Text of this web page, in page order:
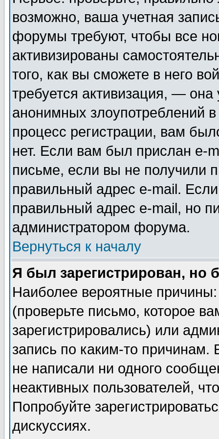
возможно, ваша учетная
форумы требуют, чтобы все
активизированы
того, как вы сможете в него
требуется активизация, —
анонимных злоупотреблений
процесс регистрации, вам
нет. Если вам был прислан e-
письме, если вы не получили
правильный адрес e-mail.
правильный адрес e-mail, но
администратором форума.
Вернуться к началу
Я был зарегистрирован, но
Наиболее вероятные
(проверьте письмо, которое
зарегистрировались) или
запись по каким-то
не написали ни одного
неактивных пользователей,
Попробуйте
дискуссиях.